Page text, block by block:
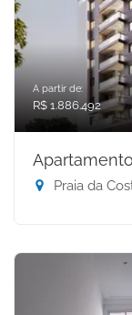
A partir de:
R$ 1.886.492
Praia da